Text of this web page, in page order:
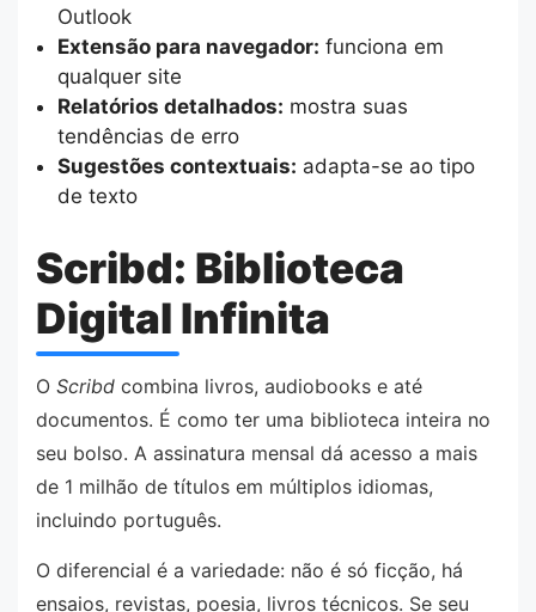
Outlook
Extensão para navegador: funciona em
qualquer site
Relatórios detalhados: mostra suas
tendências de erro
Sugestões contextuais: adapta-se ao tipo
de texto
Scribd: Biblioteca
Digital Infinita
O Scribd combina livros, audiobooks e até
documentos. É como ter uma biblioteca inteira no
seu bolso. A assinatura mensal dá acesso a mais
de 1 milhão de títulos em múltiplos idiomas,
incluindo português.
O diferencial é a variedade: não é só ficção, há
ensaios, revistas, poesia, livros técnicos. Se seu